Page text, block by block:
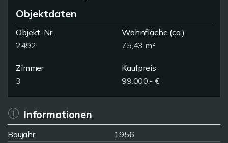
Objektdaten
Objekt-Nr.
2492
Wohnfläche (ca.)
75,43 m²
Zimmer
3
Kaufpreis
99.000,- €
Informationen
Baujahr
1956